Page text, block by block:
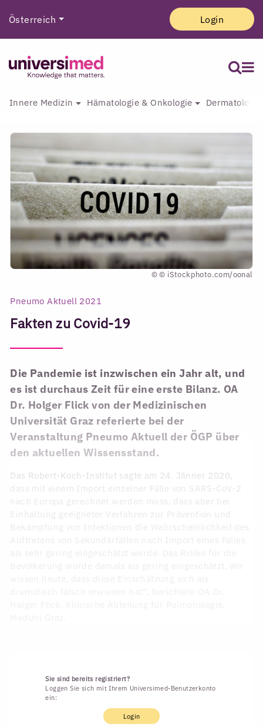
Österreich Login
Innere Medizin Hämatologie & Onkologie
© © iStockphoto.com/oonal
Pneumo Aktuell 2021
Fakten zu Covid-19
Die Pandemie ist inzwischen ein Jahr alt, und
es ist durchaus Zeit für eine erste Bilanz. OA
Dr. Holger Flick von der Medizinischen
Universität Graz referierte bei der
Veranstaltung Pneumo Aktuell der ÖGP über
den aktuellen Wissensstand.
Das Robert-Koch-Institut sagte am 24. Jänner 2020,
dass mit einem Import einzelner Fälle von SARS-CoV-2
nach Europa gerechnet werden muss, dass aber bei
Einhaltung geeigneter Verfahren zur Prävention und
Sie sind bereits registriert?
Loggen Sie sich mit Ihrem Universimed-Benutzerkonto
ein:
Login